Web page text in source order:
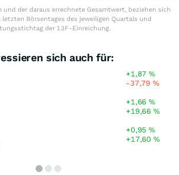
und der daraus errechnete Gesamtwert, beziehen sich
Börsentages des jeweiligen Quartals und
der 13F-Einreichung.
sich auch für:
+1,87%
-37,79%
+1,66%
+19,66%
+0,95%
+17,60%